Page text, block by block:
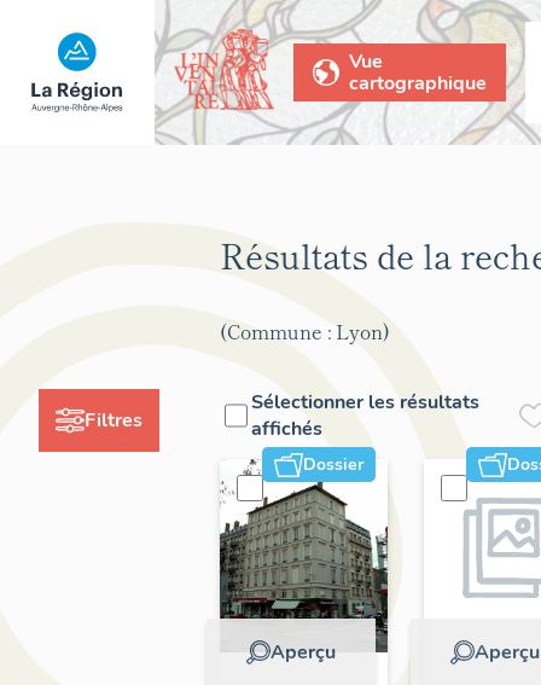
Vue
cartographique
Filtres
Résultats de la
(Commune : Lyon)
Sélectionner les résultats
affichés
Dossier
Aperçu Aperçu